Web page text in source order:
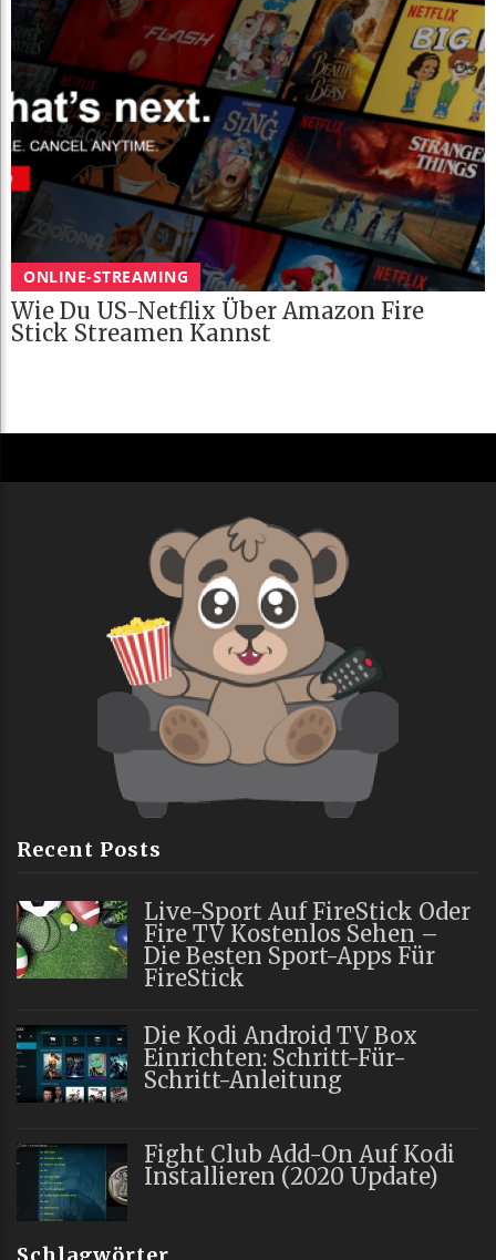
ONLINE-STREAMING
Wie Du US-Netflix Über Amazon Fire
Stick Streamen Kannst
Recent Posts
Live-Sport Auf FireStick Oder
Fire TV Kostenlos Sehen –
Die Besten Sport-Apps Für
FireStick
Die Kodi Android TV Box
Einrichten: Schritt-Für-
Schritt-Anleitung
Fight Club Add-On Auf Kodi
Installieren (2020 Update)